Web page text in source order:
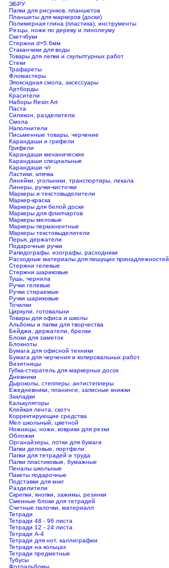
ЭБРУ
Папки для рисунков, планшетов
Планшеты для маркеров (доски)
Полимерная глина (пластика), инструменты
Резцы, ножи по дереву и линолеуму
Скетчбуки
Стержни d=5.6мм
Стаканчики для воды
Товары для лепки и скульптурных работ
Стеки
Трафареты
Фломастеры
Эпоксидная смола, аксессуары
Артборды
Красители
Наборы Resin Art
Паста
Силикон, разделители
Смола
Наполнители
Письменные товары, черчение
Карандаши и грифели
Грифели
Карандаши механические
Карандаши специальные
Карандаши ч/г
Ластики, клячка
Линейки, угольники, транспортиры, лекала
Линеры, ручки-кисточки
Маркеры и текстовыделители
Маркер-краска
Маркеры для белой доски
Маркеры для флипчартов
Маркеры меловые
Маркеры перманентные
Маркеры текстовыделители
Перья, держатели
Подарочные ручки
Рапидографы, изографы, расходники
Расходные материалы для пишущих принадлежностей
Стержни гелевые
Стержни шариковые
Тушь, чернила
Ручки гелевые
Ручки стираемые
Ручки шариковые
Точилки
Циркули, готовальни
Товары для офиса и школы
Альбомы и папки для творчества
Бейджи, держатели, брелки
Блоки для заметок
Блокноты
Бумага для офисной техники
Бумага для черчения и копировальных работ
Визитницы
Губка-стиратель для маркерных досок
Дневники
Дыроколы, степлеры, антистеплеры
Ежедневники, планинги, записные книжки
Закладки
Калькуляторы
Клейкая лента, скотч
Корректирующие средства
Мел школьный, цветной
Ножницы, ножи, коврики для резки
Обложки
Органайзеры, лотки для бумаги
Папки деловые, портфели
Папки для тетрадей и труда
Папки пластиковые, бумажные
Пеналы школьные
Пакеты подарочные
Подставки для книг
Разделители
Скрепки, кнопки, зажимы, резинки
Сменные блоки для тетрадей
Счетные палочки, материалл
Тетради
Тетради 48 - 96 листа
Тетради 12 - 24 листа
Тетради А-4
Тетради для нот, каллиграфии
Тетради на кольцах
Тетради предметные
Тубусы
Фотоальбомы